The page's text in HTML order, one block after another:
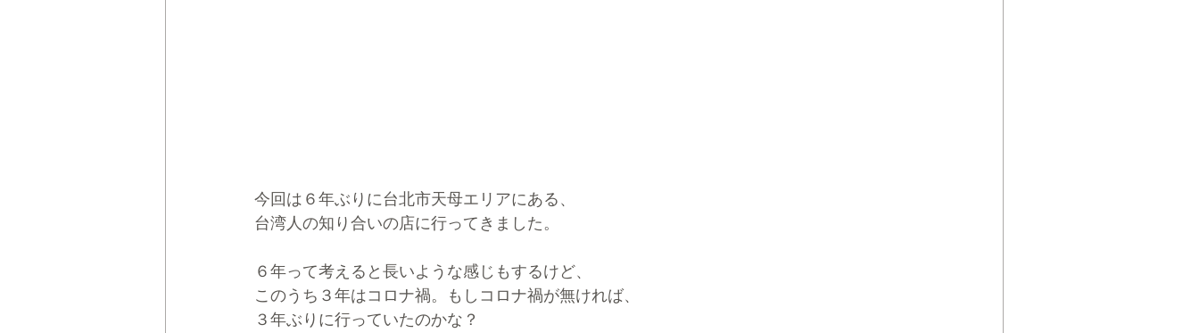
今回は６年ぶりに台北市天母エリアにある、
台湾人の知り合いの店に行ってきました。
６年って考えると長いような感じもするけど、
このうち３年はコロナ禍。もしコロナ禍が無ければ、
３年ぶりに行っていたのかな？